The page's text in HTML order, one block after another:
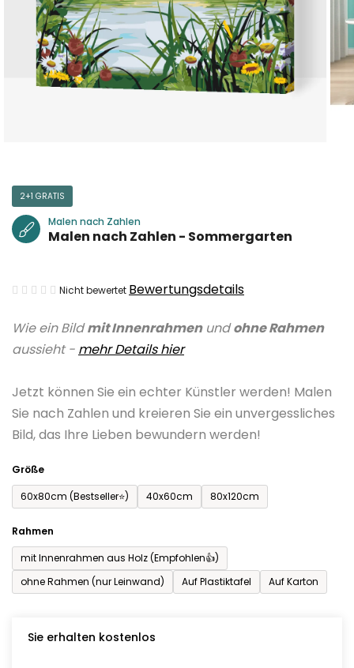
Wie ein Bildmit Innenrahmenundohne Rahmen
aussieht - mehr Details hier
Jetzt können Sie ein echter Künstler werden! Malen
Sie nach Zahlen und kreieren Sie ein unvergessliches
Bild, das Ihre Lieben bewundern werden!
Größe
60x80cm (Bestseller⭐)
40x60cm 80x120cm
Rahmen
mit Innenrahmen aus Holz (Empfohlen👍)
ohne Rahmen (nur Leinwand)
Auf Plastiktafel Auf Karton
Sie erhalten kostenlos
2+1 GRATIS
Malen nach Zahlen
Malen nach Zahlen - Sommergarten
Die
Produktbewertung
ist
von
5
Sternen.
Nicht bewertet Bewertungsdetails